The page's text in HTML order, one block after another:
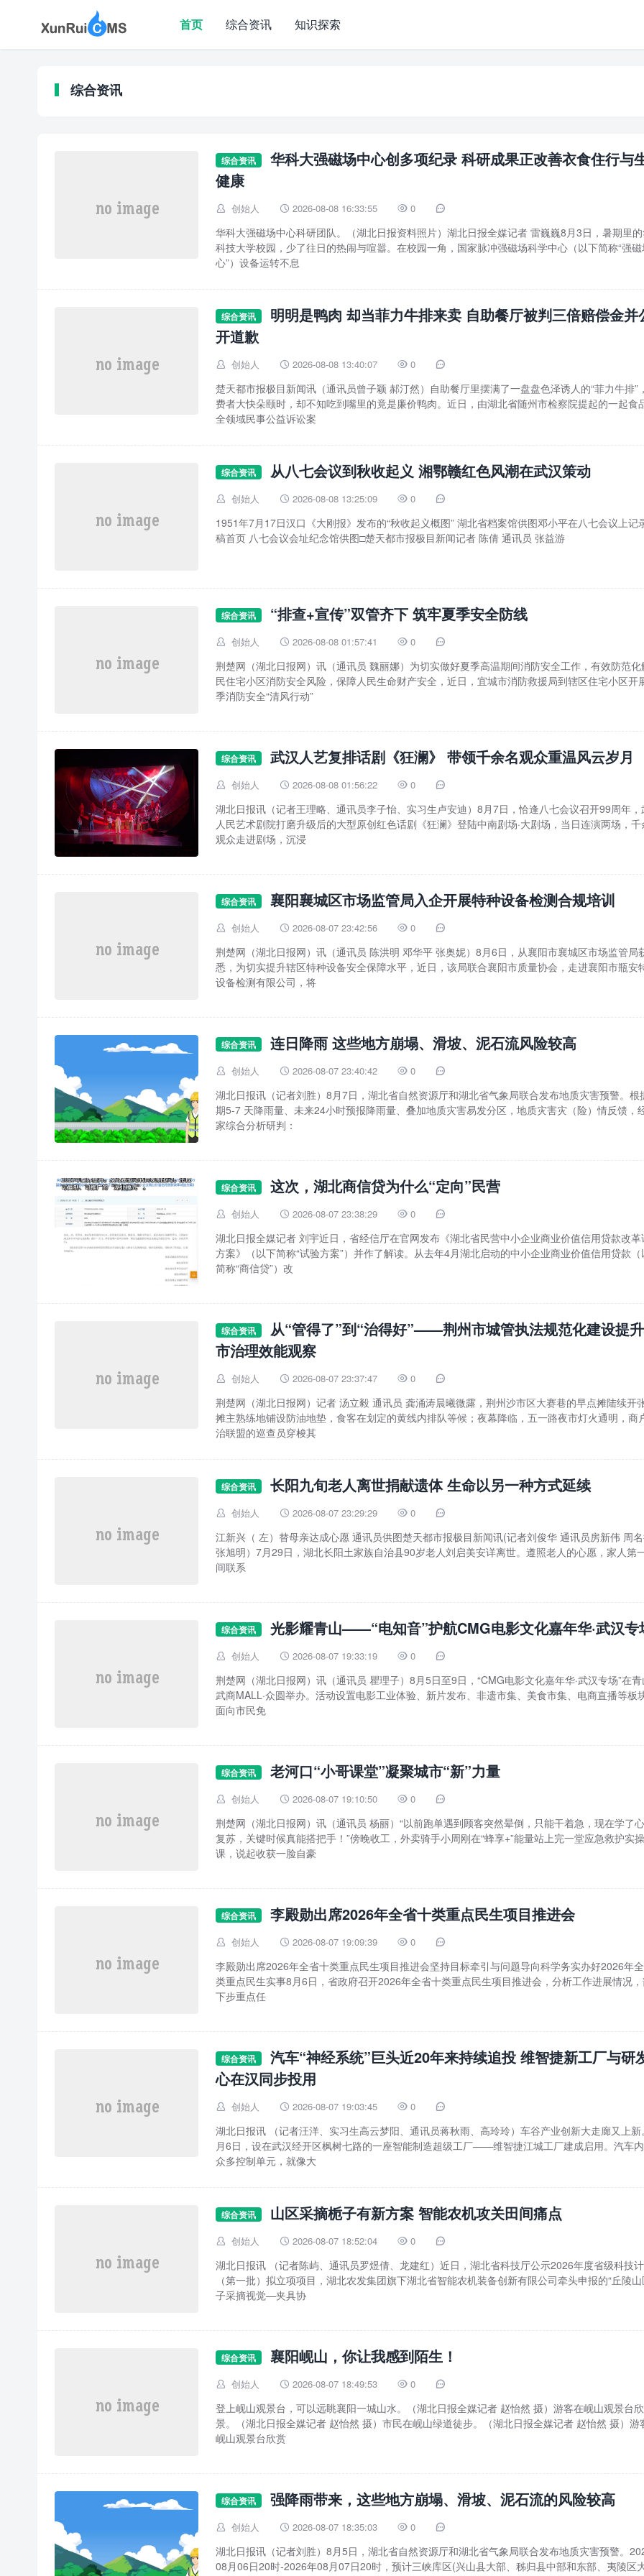
首页 综合资讯 知识探索
综合资讯
综合资讯
华科大强磁场中心创多项纪录 科研成果正改善衣食住行与
健康
 创始人  2026-08-08 16:33:55  0 
华科大强磁场中心科研团队。（湖北日报资料照片）湖北日报全媒记者 雷巍巍8月3日，暑期里的
科技大学校园，少了往日的热闹与喧嚣。在校园一角，国家脉冲强磁场科学中心（以下简称“强磁
心”）设备运转不息
综合资讯
明明是鸭肉 却当菲力牛排来卖 自助餐厅被判三倍赔偿金并
开道歉
 创始人  2026-08-08 13:40:07  0 
楚天都市报极目新闻讯（通讯员曾子颖 郝汀然）自助餐厅里摆满了一盘盘色泽诱人的“菲力牛排”
费者大快朵颐时，却不知吃到嘴里的竟是廉价鸭肉。近日，由湖北省随州市检察院提起的一起食
全领域民事公益诉讼案
综合资讯 从八七会议到秋收起义 湘鄂赣红色风潮在武汉策动
 创始人  2026-08-08 13:25:09  0 
1951年7月17日汉口《大刚报》发布的“秋收起义概图” 湖北省档案馆供图邓小平在八七会议上记录手
稿首页 八七会议会址纪念馆供图□楚天都市报极目新闻记者 陈倩 通讯员 张益游
综合资讯 “排查+宣传”双管齐下 筑牢夏季安全防线
 创始人  2026-08-08 01:57:41  0 
荆楚网（湖北日报网）讯（通讯员 魏丽娜）为切实做好夏季高温期间消防安全工作，有效防范化
民住宅小区消防安全风险，保障人民生命财产安全，近日，宜城市消防救援局到辖区住宅小区开
季消防安全“清风行动”
综合资讯 武汉人艺复排话剧《狂澜》 带领千余名观众重温风云岁月
 创始人  2026-08-08 01:56:22  0 
湖北日报讯（记者王理略、通讯员李子怡、实习生卢安迪）8月7日，恰逢八七会议召开99周年，
人民艺术剧院打磨升级后的大型原创红色话剧《狂澜》登陆中南剧场·大剧场，当日连演两场，千
观众走进剧场，沉浸
综合资讯 襄阳襄城区市场监管局入企开展特种设备检测合规培训
 创始人  2026-08-07 23:42:56  0 
荆楚网（湖北日报网）讯（通讯员 陈洪明 邓华平 张奥妮）8月6日，从襄阳市襄城区市场监管局
悉，为切实提升辖区特种设备安全保障水平，近日，该局联合襄阳市质量协会，走进襄阳市瓶安
设备检测有限公司，将
综合资讯 连日降雨 这些地方崩塌、滑坡、泥石流风险较高
 创始人  2026-08-07 23:40:42  0 
湖北日报讯（记者刘胜）8月7日，湖北省自然资源厅和湖北省气象局联合发布地质灾害预警。根
期5-7 天降雨量、未来24小时预报降雨量、叠加地质灾害易发分区，地质灾害灾（险）情反馈，
家综合分析研判：
综合资讯 这次，湖北商信贷为什么“定向”民营
 创始人  2026-08-07 23:38:29  0 
湖北日报全媒记者 刘宇近日，省经信厅在官网发布《湖北省民营中小企业商业价值信用贷款改革
方案》（以下简称“试验方案”）并作了解读。从去年4月湖北启动的中小企业商业价值信用贷款（
简称“商信贷”）改
综合资讯
从“管得了”到“治得好”——荆州市城管执法规范化建设提
市治理效能观察
 创始人  2026-08-07 23:37:47  0 
荆楚网（湖北日报网）记者 汤立毅 通讯员 龚涌涛晨曦微露，荆州沙市区大赛巷的早点摊陆续开
摊主熟练地铺设防油地垫，食客在划定的黄线内排队等候；夜幕降临，五一路夜市灯火通明，商
治联盟的巡查员穿梭其
综合资讯 长阳九旬老人离世捐献遗体 生命以另一种方式延续
 创始人  2026-08-07 23:29:29  0 
江新兴（ 左）替母亲达成心愿 通讯员供图楚天都市报极目新闻讯(记者刘俊华 通讯员房新伟 周名扬
张旭明）7月29日，湖北长阳土家族自治县90岁老人刘启美安详离世。遵照老人的心愿，家人第
间联系
综合资讯 光影耀青山——“电知音”护航CMG电影文化嘉年华·武汉专
 创始人  2026-08-07 19:33:19  0 
荆楚网（湖北日报网）讯（通讯员 瞿理子）8月5日至9日，“CMG电影文化嘉年华·武汉专场”在
武商MALL·众圆举办。活动设置电影工业体验、新片发布、非遗市集、美食市集、电商直播等板
面向市民免
综合资讯 老河口“小哥课堂”凝聚城市“新”力量
 创始人  2026-08-07 19:10:50  0 
荆楚网（湖北日报网）讯（通讯员 杨丽）“以前跑单遇到顾客突然晕倒，只能干着急，现在学了
复苏，关键时候真能搭把手！”傍晚收工，外卖骑手小周刚在“蜂享+”能量站上完一堂应急救护实操
课，说起收获一脸自豪
综合资讯 李殿勋出席2026年全省十类重点民生项目推进会
 创始人  2026-08-07 19:09:39  0 
李殿勋出席2026年全省十类重点民生项目推进会坚持目标牵引与问题导向科学务实办好2026年
类重点民生实事8月6日，省政府召开2026年全省十类重点民生项目推进会，分析工作进展情况
下步重点任
综合资讯
汽车“神经系统”巨头近20年来持续追投 维智捷新工厂与研
心在汉同步投用
 创始人  2026-08-07 19:03:45  0 
湖北日报讯 （记者汪洋、实习生高云梦阳、通讯员蒋秋雨、高玲玲）车谷产业创新大走廊又上新
月6日，设在武汉经开区枫树七路的一座智能制造超级工厂——维智捷江城工厂建成启用。汽车
众多控制单元，就像大
综合资讯 山区采摘栀子有新方案 智能农机攻关田间痛点
 创始人  2026-08-07 18:52:04  0 
湖北日报讯 （记者陈屿、通讯员罗煜倩、龙建红）近日，湖北省科技厅公示2026年度省级科技
（第一批）拟立项项目，湖北农发集团旗下湖北省智能农机装备创新有限公司牵头申报的“丘陵
子采摘视觉—夹具协
综合资讯 襄阳岘山，你让我感到陌生！
 创始人  2026-08-07 18:49:53  0 
登上岘山观景台，可以远眺襄阳一城山水。（湖北日报全媒记者 赵怡然 摄）游客在岘山观景台
景。（湖北日报全媒记者 赵怡然 摄）市民在岘山绿道徒步。（湖北日报全媒记者 赵怡然 摄）游
岘山观景台欣赏
综合资讯 强降雨带来，这些地方崩塌、滑坡、泥石流的风险较高
 创始人  2026-08-07 18:35:03  0 
湖北日报讯（记者刘胜）8月5日，湖北省自然资源厅和湖北省气象局联合发布地质灾害预警。
08月06日20时-2026年08月07日20时，预计三峡库区(兴山县大部、秭归县中部和东部、夷陵区